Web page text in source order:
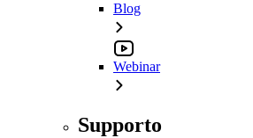
Blog
Webinar
Supporto